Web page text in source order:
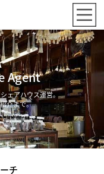
Agent
ェアハウス運営。
介まで。
チ